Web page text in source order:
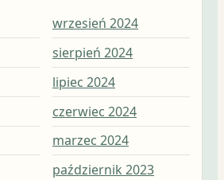
wrzesień 2024
sierpień 2024
lipiec 2024
czerwiec 2024
marzec 2024
październik 2023